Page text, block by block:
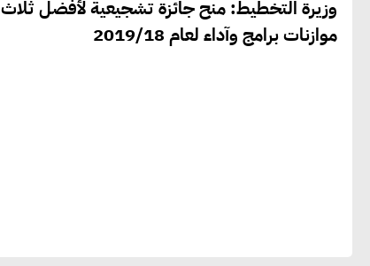
وزيرة التخطيط: منح جائزة تشجيعية لأفضل ثلاث
موازنات برامج وآداء لعام 2019/18